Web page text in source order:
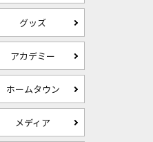
グッズ
アカデミー
ホームタウン
メディア